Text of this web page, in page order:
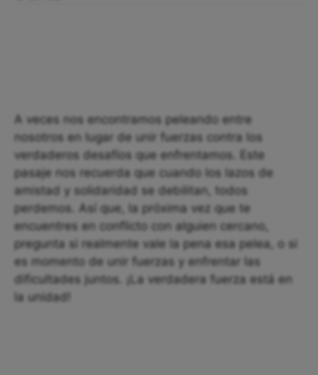
A veces nos encontramos peleando entre
nosotros en lugar de unir fuerzas contra los
verdaderos desafíos que enfrentamos. Este
pasaje nos recuerda que cuando los lazos de
amistad y solidaridad se debilitan, todos
perdemos. Así que, la próxima vez que te
encuentres en conflicto con alguien cercano,
pregunta si realmente vale la pena esa pelea, o si
es momento de unir fuerzas y enfrentar las
dificultades juntos. ¡La verdadera fuerza está en
la unidad!